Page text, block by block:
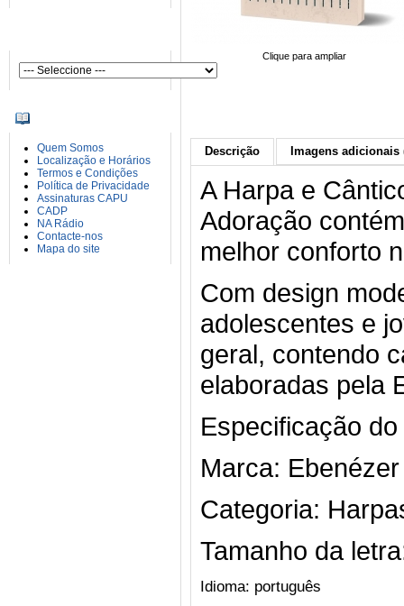
Quem Somos
Localização e Horários
Termos e Condições
Política de Privacidade
Assinaturas CAPU
CADP
NA Rádio
Contacte-nos
Mapa do site
Clique para ampliar
Descrição Imagens adicionais
A Harpa e
Adoração
melhor conforto
Com design
adolescentes e
geral, contendo
elaboradas pela
Especificação
Marca:
Categoria:
Tamanho da
Idioma: português